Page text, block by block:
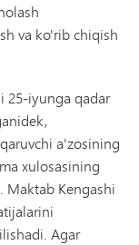
va ko'rib chiqish
25-iyunga qadar
a'zosining
xulosasining
Maktab Kengashi
Agar